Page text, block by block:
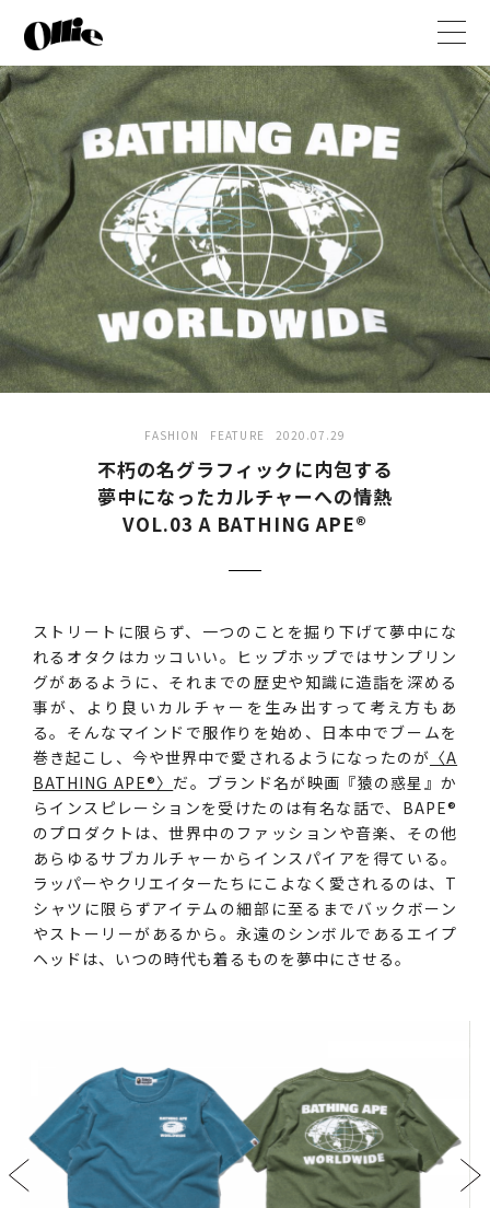
t
o
g
e
n
a
v
i
g
a
i
o
n
FASHION FEATURE 2020.07.29
不朽の名グラフィックに内包する
夢中になったカルチャーへの情熱
VOL.03 A BATHING APE®︎
ストリートに限らず、一つのことを掘り下げて夢中にな
れるオタクはカッコいい。ヒップホップではサンプリン
グがあるように、それまでの歴史や知識に造詣を深める
事が、より良いカルチャーを生み出すって考え方もあ
る。そんなマインドで服作りを始め、日本中でブームを
巻き起こし、今や世界中で愛されるようになったのが 〈A
BATHING APE®︎〉 だ。ブランド名が映画『猿の惑星』か
らインスピレーションを受けたのは有名な話で、BAPE®︎
のプロダクトは、世界中のファッションや音楽、その他
あらゆるサブカルチャーからインスパイアを得ている。
ラッパーやクリエイターたちにこよなく愛されるのは、T
シャツに限らずアイテムの細部に至るまでバックボーン
やストーリーがあるから。永遠のシンボルであるエイプ
ヘッドは、いつの時代も着るものを夢中にさせる。